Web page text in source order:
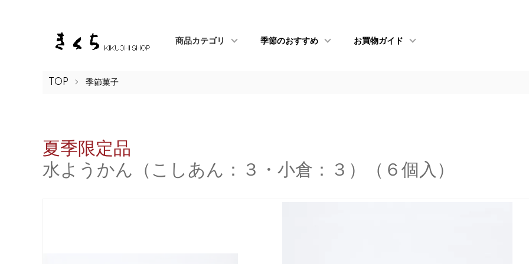
商品カテゴリ 季節のおすすめ お買物ガイド
TOP 季節菓子
夏季限定品
水ようかん（こしあん：３・小倉：３）（６個入）